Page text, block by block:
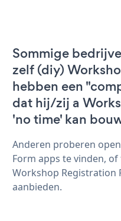
Sommige
zelf (diy)
hebben een
dat hij/zij a
'no time' kan
Anderen proberen
Form apps te vinden,
Workshop Registration
aanbieden.